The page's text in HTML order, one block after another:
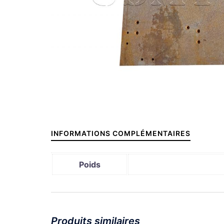
INFORMATIONS COMPLÉMENTAIRES
Poids
Produits similaires